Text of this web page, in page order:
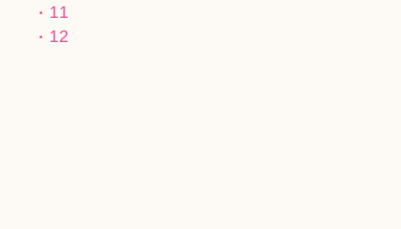
11
12